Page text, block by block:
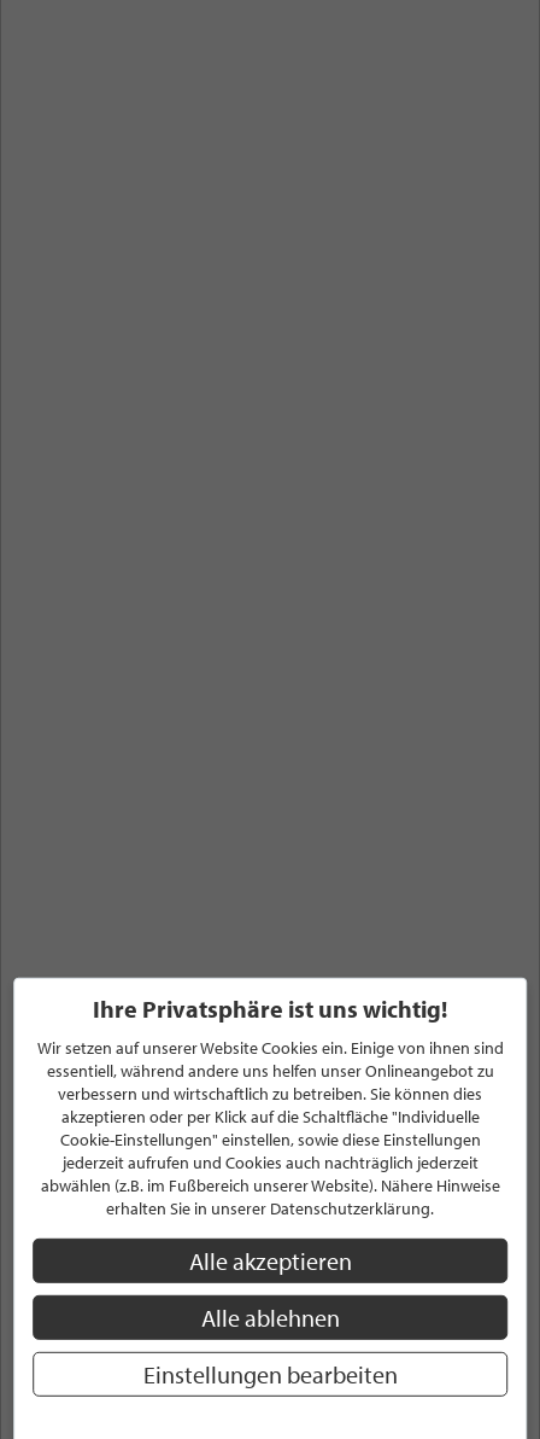
Angebote, Sale%,
Gutscheine, Events, News &
Stellenanzeigen
ANZEIGEN
Ihre Privatsphäre ist uns wichtig!
Wir setzen auf unserer Website Cookies ein. Einige von ihnen sind
essentiell, während andere uns helfen unser Onlineangebot zu
verbessern und wirtschaftlich zu betreiben. Sie können dies
akzeptieren oder per Klick auf die Schaltfläche "Individuelle
Cookie-Einstellungen" einstellen, sowie diese Einstellungen
jederzeit aufrufen und Cookies auch nachträglich jederzeit
abwählen (z.B. im Fußbereich unserer Website). Nähere Hinweise
erhalten Sie in unserer Datenschutzerklärung.
Alle akzeptieren
Alle ablehnen
Einstellungen bearbeiten